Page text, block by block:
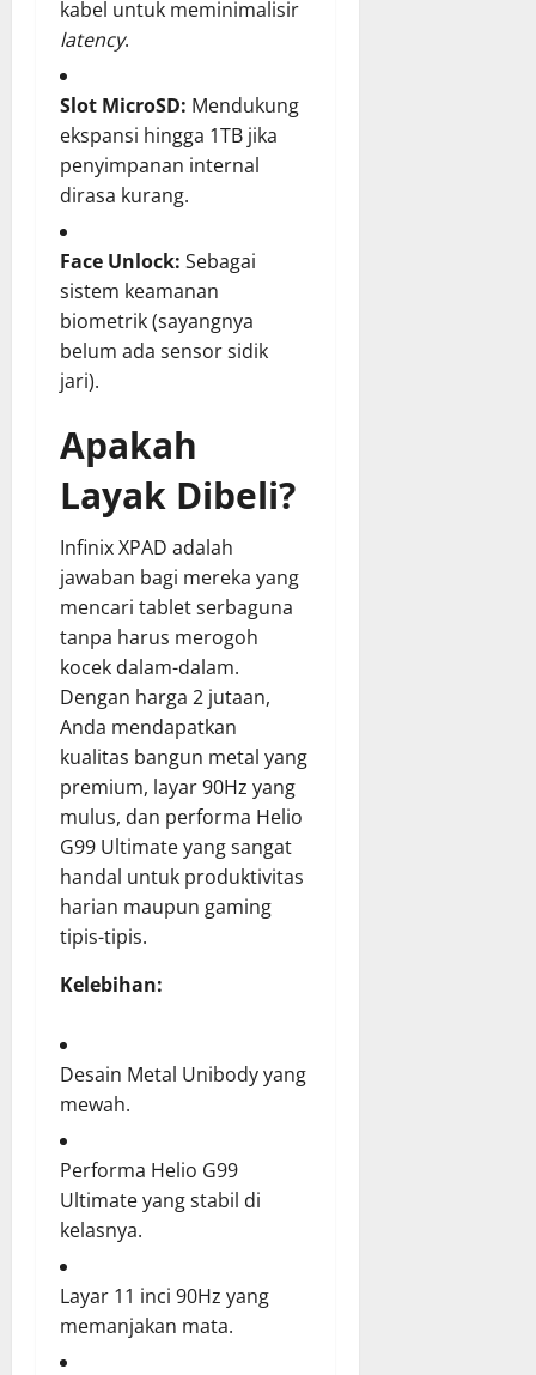
kabel untuk meminimalisir
latency.
Slot MicroSD: Mendukung
ekspansi hingga 1TB jika
penyimpanan internal
dirasa kurang.
Face Unlock: Sebagai
sistem keamanan
biometrik (sayangnya
belum ada sensor sidik
jari).
Apakah
Layak Dibeli?
Infinix XPAD adalah
jawaban bagi mereka yang
mencari tablet serbaguna
tanpa harus merogoh
kocek dalam-dalam.
Dengan harga 2 jutaan,
Anda mendapatkan
kualitas bangun metal yang
premium, layar 90Hz yang
mulus, dan performa Helio
G99 Ultimate yang sangat
handal untuk produktivitas
harian maupun gaming
tipis-tipis.
Kelebihan:
Desain Metal Unibody yang
mewah.
Performa Helio G99
Ultimate yang stabil di
kelasnya.
Layar 11 inci 90Hz yang
memanjakan mata.